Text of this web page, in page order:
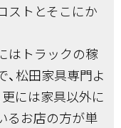
ストとそこにか
はトラックの稼
松田家具専門よ
には家具以外に
るお店の方が単